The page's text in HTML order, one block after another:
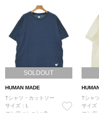
SOLDOUT
HUMAN MADE
Tシャツ・カットソー
サイズ：L
Tシャ
サイズ